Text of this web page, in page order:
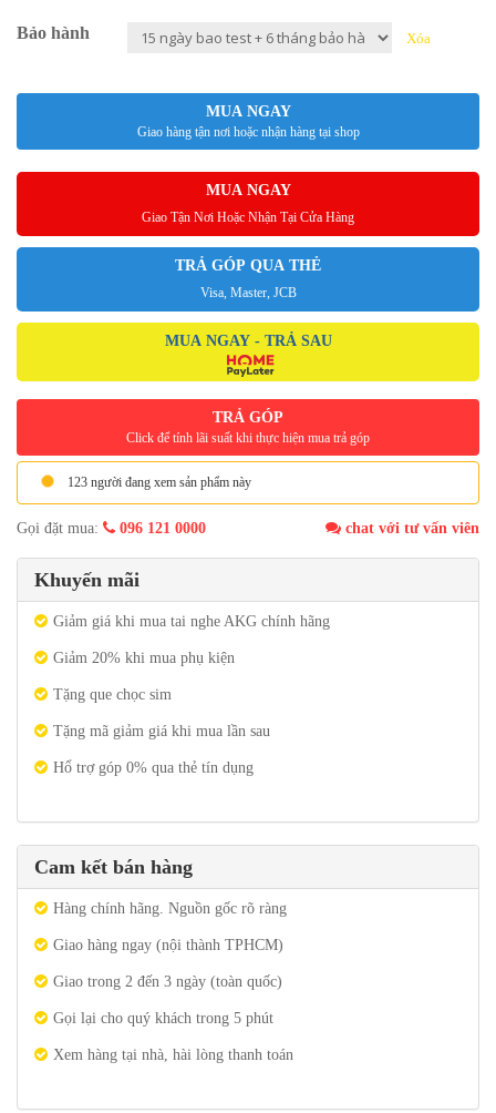
Bảo hành Xóa
MUA NGAY
Giao hàng tận nơi hoặc nhận hàng tại shop
MUA NGAY
Giao Tận Nơi Hoặc Nhận Tại Cửa Hàng
TRẢ GÓP QUA THẺ
Visa, Master, JCB
MUA NGAY - TRẢ SAU
TRẢ GÓP
Click để tính lãi suất khi thực hiện mua trả góp
123 người đang xem sản phẩm này
Gọi đặt mua: 096 121 0000 chat với tư vấn viên
Khuyến mãi
Giảm giá khi mua tai nghe AKG chính hãng
Giảm 20% khi mua phụ kiện
Tặng que chọc sim
Tặng mã giảm giá khi mua lần sau
Hổ trợ góp 0% qua thẻ tín dụng
Cam kết bán hàng
Hàng chính hãng. Nguồn gốc rõ ràng
Giao hàng ngay (nội thành TPHCM)
Giao trong 2 đến 3 ngày (toàn quốc)
Gọi lại cho quý khách trong 5 phút
Xem hàng tại nhà, hài lòng thanh toán